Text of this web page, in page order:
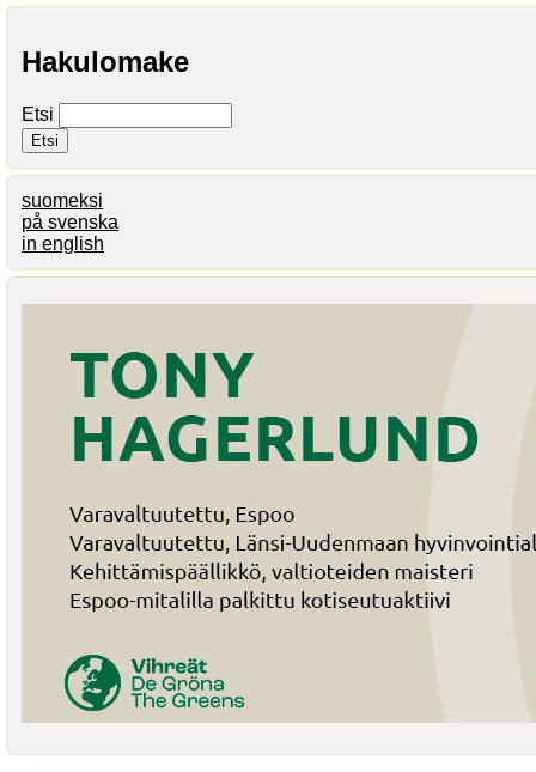
Hakulomake
Etsi
suomeksi
på svenska
in english